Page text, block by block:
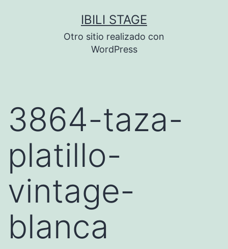
IBILI STAGE
Otro sitio realizado con
WordPress
3864-taza-
platillo-
vintage-
blanca